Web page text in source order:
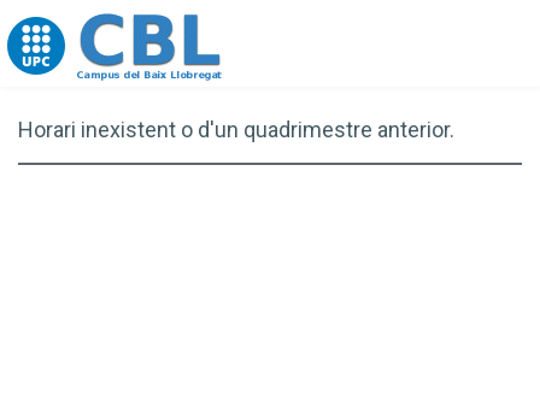
Go to upc.edu
Horari inexistent o d'un quadrimestre anterior.